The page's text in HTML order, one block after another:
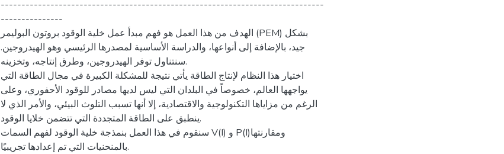
------------------------------------------------------------------------------
---------------
الهدف من هذا العمل هو فهم مبدأ عمل خلية الوقود بروتون البوليمر (PEM) بشكل
جيد، بالإضافة إلى أنواعها، والدراسة الأساسية لمصدرها الرئيسي وهو الهيدروجين.
سنتناول توفر الهيدروجين، وطرق إنتاجه، وتخزينه.
اختيار هذا النظام لإنتاج الطاقة يأتي نتيجة للمشكلة الكبيرة في مجال الطاقة التي
يواجهها العالم، خصوصاً في البلدان التي ليس لديها مصادر للوقود الأحفوري، وعلى
الرغم من مزاياها التكنولوجية والاقتصادية، إلا أنها تسبب التلوث البيئي، والأمر الذي لا
ينطبق على الطاقة المتجددة التي تتضمن خلايا الوقود.
سنقوم في هذا العمل بنمذجة خلية الوقود لفهم السمات V(I) و P(I)ومقارنتها
بالمنحنيات التي تم إعدادها تجريبيًا.